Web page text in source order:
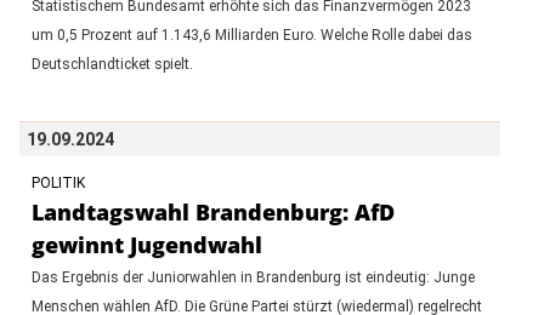
Statistischem Bundesamt erhöhte sich das Finanzvermögen 2023
um 0,5 Prozent auf 1.143,6 Milliarden Euro. Welche Rolle dabei das
Deutschlandticket spielt.
19.09.2024
POLITIK
Landtagswahl Brandenburg: AfD
gewinnt Jugendwahl
Das Ergebnis der Juniorwahlen in Brandenburg ist eindeutig: Junge
Menschen wählen AfD. Die Grüne Partei stürzt (wiedermal) regelrecht